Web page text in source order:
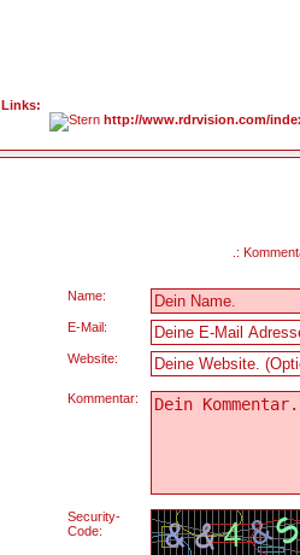
Links:
http://www.rdrvision.com/
.:
Name:
E-Mail:
Website:
Kommentar:
Security-
Code: